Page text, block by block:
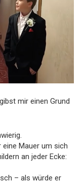
mir einen Grund
eine Mauer um sich
an jeder Ecke:
– als würde er